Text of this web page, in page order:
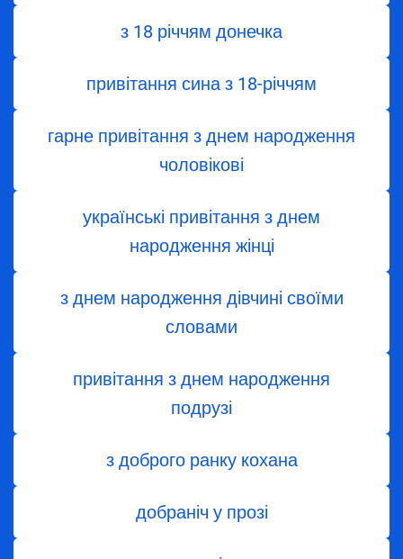
з 18 річчям донечка
привітання сина з 18-річчям
гарне привітання з днем народження
чоловікові
українські привітання з днем
народження жінці
з днем ​​народження дівчині своїми
словами
привітання з днем народження
подрузі
з доброго ранку кохана
добраніч у прозі